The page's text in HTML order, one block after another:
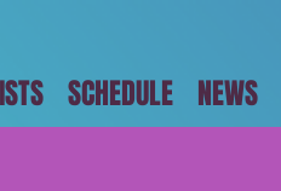
SCHEDULE NEWS